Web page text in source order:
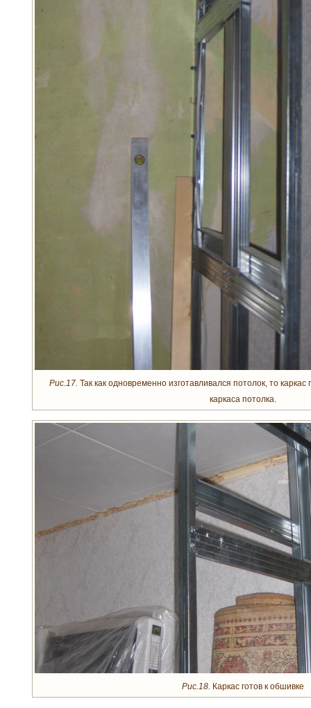
Рис.17. Так как одновременно изготавливался потолок, то
каркаса потолка.
Рис.18. Каркас готов к обшивке